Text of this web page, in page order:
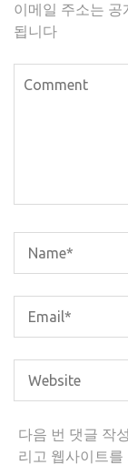
이메일 주소는 공
됩니다
다음 번 댓글 작
리고 웹사이트를